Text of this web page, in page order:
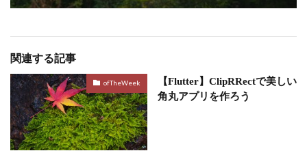
関連する記事
ofTheWeek
【Flutter】ClipRRectで美しい
角丸アプリを作ろう